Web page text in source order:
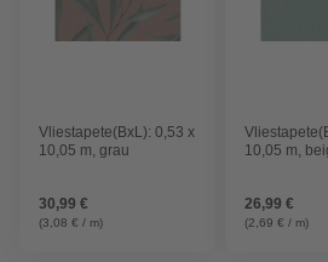
Vliestapete(BxL): 0,53 x
10,05 m, grau
30,99 €
(3,08 € / m)
10,05 m,
26,99 €
(2,69 € / m)